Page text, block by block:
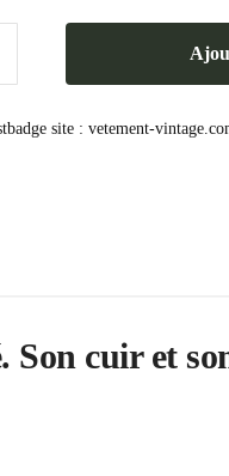
Son cuir et